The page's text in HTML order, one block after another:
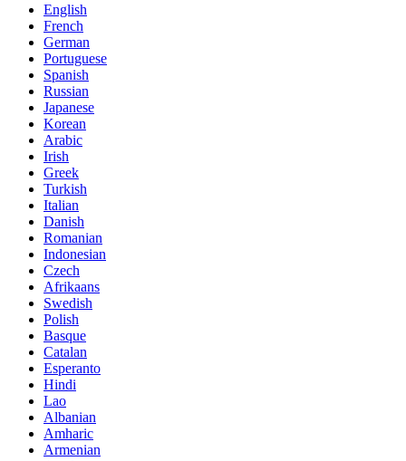
English
French
German
Portuguese
Spanish
Russian
Japanese
Korean
Arabic
Irish
Greek
Turkish
Italian
Danish
Romanian
Indonesian
Czech
Afrikaans
Swedish
Polish
Basque
Catalan
Esperanto
Hindi
Lao
Albanian
Amharic
Armenian